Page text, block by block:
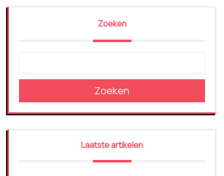
Zoeken
Zoeken
Laatste artikelen